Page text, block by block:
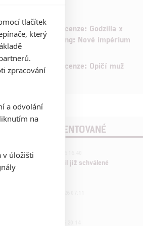
6
Recenze: Godzilla x
Kong: Nové impérium
8 Recenze: Opičí muž
POSLEDNÍ KOMENTOVANÉ
3 ČLÁNEK | 01.08.2026 16:40
Marvel nečekaně zrušil již schválené
tlačítek
který
zpracování
a odvolání
na
v úložišti